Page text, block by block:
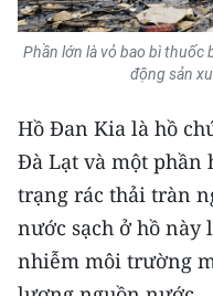
Media Chính trị
Media Kinh tế
Media Xã hội
Media Pháp luật
Media Du lịch
Phần lớn là vỏ bao bì thuốc
động sản
Hồ Đan Kia là hồ
Đà Lạt và một phần
trạng rác thải tràn
nước sạch ở hồ này
nhiễm môi trường